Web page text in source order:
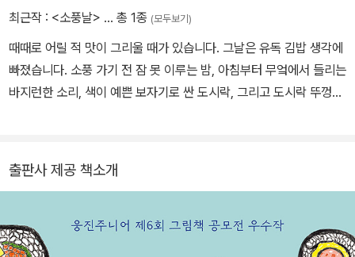
최근작 : <소풍날> … 총 1종 (모두보기)
때때로 어릴 적 맛이 그리울 때가 있습니다. 그날은 유독 김밥 생각에
빠졌습니다. 소풍 가기 전 잠 못 이루는 밤, 아침부터 무엌에서 들리는
바지런한 소리, 색이 예쁜 보자기로 싼 도시락, 그리고 도시락 뚜껑으
이 먹고 싶은 날이면 저도 직접 김밥을 싸 먹곤 합니다. 그리고 말합니
읽어 주면 좋겠습니다. 사랑하는 사람과 함께요. 김밥은 나눠 먹어야
제맛이니까요!
출판사 제공 책소개